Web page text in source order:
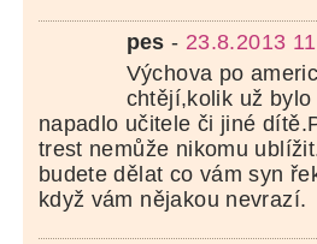
pes - 23.8.2013
Výchova po
chtějí,kolik už
napadlo učitele či jiné
trest nemůže nikomu
budete dělat co vám syn
když vám nějakou nevrazí.